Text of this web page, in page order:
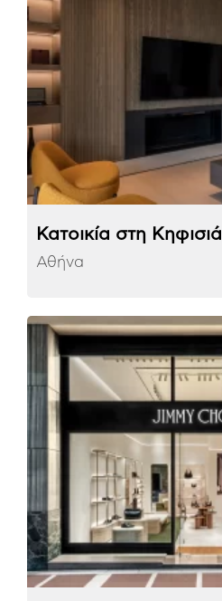
Κατοικία στη Κηφισιά
Αθήνα